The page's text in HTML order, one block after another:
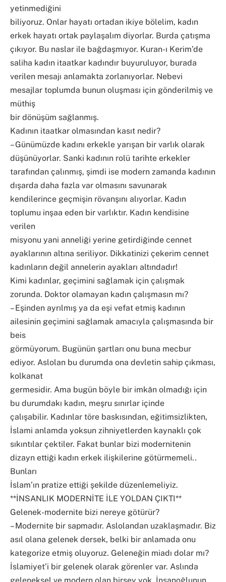
yetinmediğini
biliyoruz. Onlar hayatı ortadan ikiye bölelim, kadın
erkek hayatı ortak paylaşalım diyorlar. Burda çatışma
çıkıyor. Bu naslar ile bağdaşmıyor. Kuran-ı Kerim’de
saliha kadın itaatkar kadındır buyuruluyor, burada
verilen mesajı anlamakta zorlanıyorlar. Nebevi
mesajlar toplumda bunun oluşması için gönderilmiş ve
müthiş
bir dönüşüm sağlanmış.
Kadının itaatkar olmasından kasıt nedir?
– Günümüzde kadını erkekle yarışan bir varlık olarak
düşünüyorlar. Sanki kadının rolü tarihte erkekler
tarafından çalınmış, şimdi ise modern zamanda kadının
dışarda daha fazla var olmasını savunarak
kendilerince geçmişin rövanşını alıyorlar. Kadın
toplumu inşaa eden bir varlıktır. Kadın kendisine
verilen
misyonu yani anneliği yerine getirdiğinde cennet
ayaklarının altına seriliyor. Dikkatinizi çekerim cennet
kadınların değil annelerin ayakları altındadır!
Kimi kadınlar, geçimini sağlamak için çalışmak
zorunda. Doktor olamayan kadın çalışmasın mı?
– Eşinden ayrılmış ya da eşi vefat etmiş kadının
ailesinin geçimini sağlamak amacıyla çalışmasında bir
beis
görmüyorum. Bugünün şartları onu buna mecbur
ediyor. Aslolan bu durumda ona devletin sahip çıkması,
kolkanat
germesidir. Ama bugün böyle bir imkân olmadığı için
bu durumdakı kadın, meşru sınırlar içinde
çalışabilir. Kadınlar töre baskısından, eğitimsizlikten,
İslami anlamda yoksun zihniyetlerden kaynaklı çok
sıkıntılar çektiler. Fakat bunlar bizi modernitenin
dizayn ettiği kadın erkek ilişkilerine götürmemeli..
Bunları
İslam’ın pratize ettiği şekilde düzenlemeliyiz.
**İNSANLIK MODERNİTE İLE YOLDAN ÇIKTI**
Gelenek-modernite bizi nereye götürür?
– Modernite bir sapmadır. Aslolandan uzaklaşmadır. Biz
asıl olana gelenek dersek, belki bir anlamada onu
kategorize etmiş oluyoruz. Geleneğin miadı dolar mı?
İslamiyet’i bir gelenek olarak görenler var. Aslında
geleneksel ve modern olan birşey yok. İnsanoğlunun